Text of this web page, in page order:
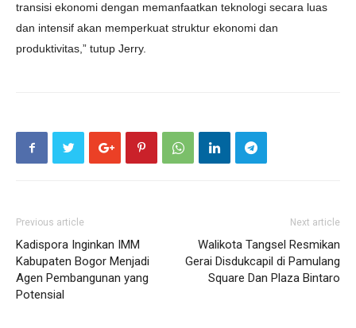
transisi ekonomi dengan memanfaatkan teknologi secara luas
dan intensif akan memperkuat struktur ekonomi dan
produktivitas,” tutup Jerry.
Previous article
Kadispora Inginkan IMM
Kabupaten Bogor Menjadi
Agen Pembangunan yang
Potensial
Next article
Walikota Tangsel Resmikan
Gerai Disdukcapil di Pamulang
Square Dan Plaza Bintaro